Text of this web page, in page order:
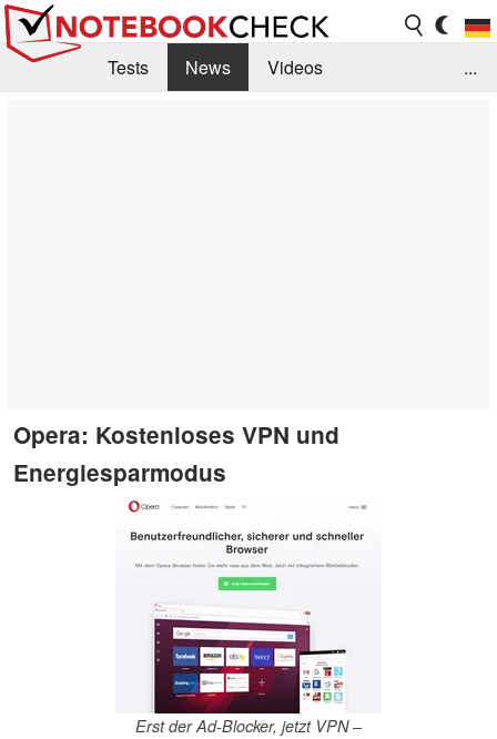
Tests News
Videos
...
Opera: Kostenloses VPN und
Energiesparmodus
Erst der Ad-Blocker, jetzt VPN –